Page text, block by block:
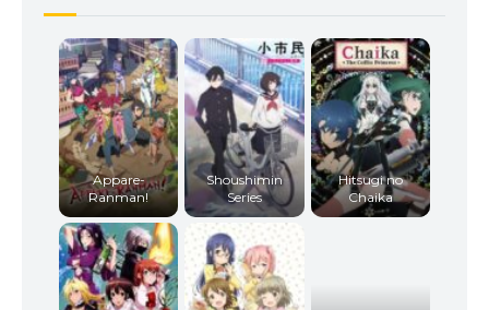
Appare-
Ranman!
Shoushimin
Series
Hitsugi no
Chaika